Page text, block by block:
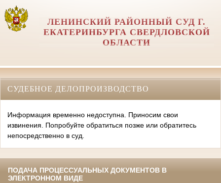
ЛЕНИНСКИЙ РАЙОННЫЙ СУД Г.
ЕКАТЕРИНБУРГА СВЕРДЛОВСКОЙ
ОБЛАСТИ
СУДЕБНОЕ ДЕЛОПРОИЗВОДСТВО
Информация временно недоступна. Приносим свои
извинения. Попробуйте обратиться позже или обратитесь
непосредственно в суд.
ПОДАЧА ПРОЦЕССУАЛЬНЫХ ДОКУМЕНТОВ В
ЭЛЕКТРОННОМ ВИДЕ